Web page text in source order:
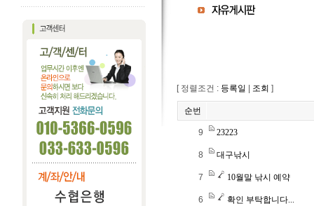
[ 정렬조건 : 등록일 조회 ]
순번
9 23223
8 대구낚시
7 10월말 낚시 예약
6 확인 부탁합니다...